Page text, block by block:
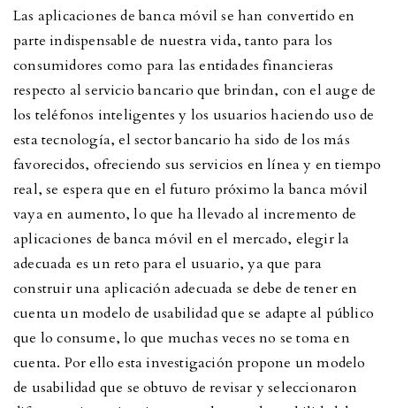
Las aplicaciones de banca móvil se han convertido en
parte indispensable de nuestra vida, tanto para los
consumidores como para las entidades financieras
respecto al servicio bancario que brindan, con el auge de
los teléfonos inteligentes y los usuarios haciendo uso de
esta tecnología, el sector bancario ha sido de los más
favorecidos, ofreciendo sus servicios en línea y en tiempo
real, se espera que en el futuro próximo la banca móvil
vaya en aumento, lo que ha llevado al incremento de
aplicaciones de banca móvil en el mercado, elegir la
adecuada es un reto para el usuario, ya que para
construir una aplicación adecuada se debe de tener en
cuenta un modelo de usabilidad que se adapte al público
que lo consume, lo que muchas veces no se toma en
cuenta. Por ello esta investigación propone un modelo
de usabilidad que se obtuvo de revisar y seleccionaron